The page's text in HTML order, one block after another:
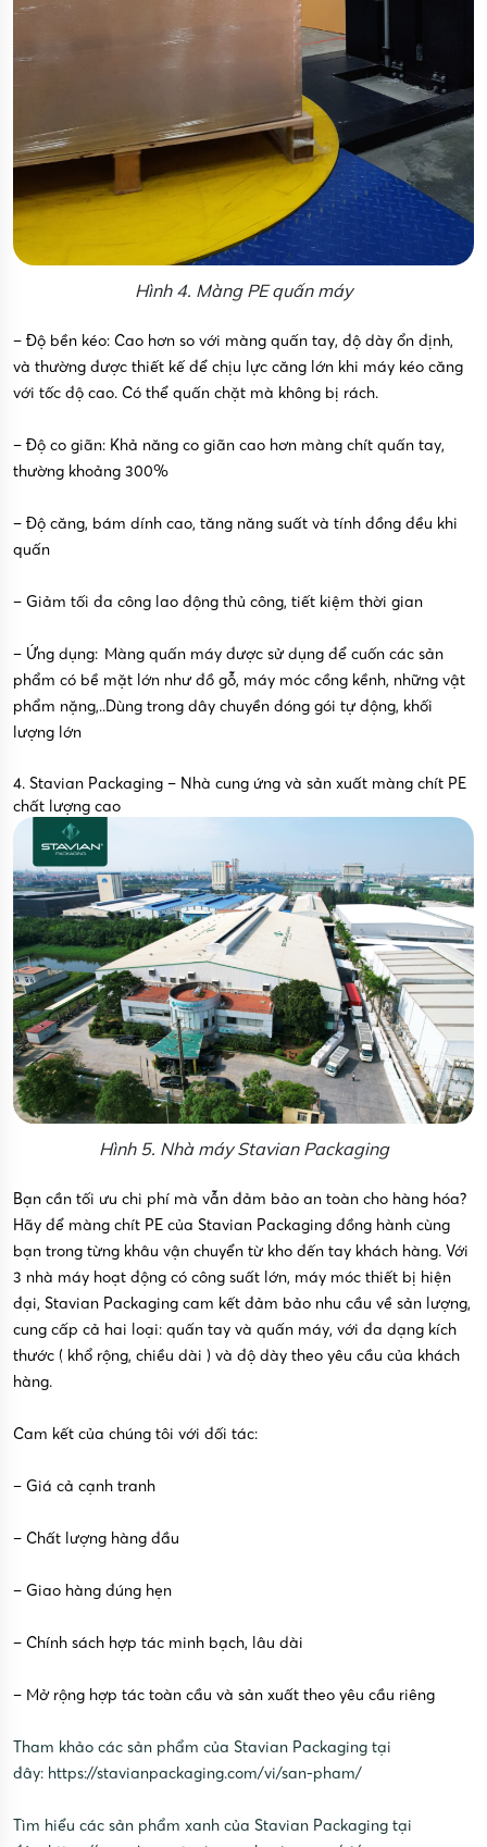
Hình 4. Màng PE quấn máy
– Độ bền kéo: Cao hơn so với màng quấn tay, độ dày ổn định,
và thường được thiết kế để chịu lực căng lớn khi máy kéo căng
với tốc độ cao. Có thể quấn chặt mà không bị rách.
– Độ co giãn: Khả năng co giãn cao hơn màng chít quấn tay,
thường khoảng 300%
– Độ căng, bám dính cao, tăng năng suất và tính đồng đều khi
quấn
– Giảm tối đa công lao động thủ công, tiết kiệm thời gian
– Ứng dụng: Màng quấn máy được sử dụng để cuốn các sản
phẩm có bề mặt lớn như đồ gỗ, máy móc cồng kềnh, những vật
phẩm nặng,..Dùng trong dây chuyền đóng gói tự động, khối
lượng lớn
4. Stavian Packaging – Nhà cung ứng và sản xuất màng chít PE
chất lượng cao
Hình 5. Nhà máy Stavian Packaging
Bạn cần tối ưu chi phí mà vẫn đảm bảo an toàn cho hàng hóa?
Hãy để màng chít PE của Stavian Packaging đồng hành cùng
bạn trong từng khâu vận chuyển từ kho đến tay khách hàng. Với
3 nhà máy hoạt động có công suất lớn, máy móc thiết bị hiện
đại, Stavian Packaging cam kết đảm bảo nhu cầu về sản lượng,
cung cấp cả hai loại: quấn tay và quấn máy, với đa dạng kích
thước ( khổ rộng, chiều dài ) và độ dày theo yêu cầu của khách
hàng.
Cam kết của chúng tôi với đối tác:
– Giá cả cạnh tranh
– Chất lượng hàng đầu
– Giao hàng đúng hẹn
– Chính sách hợp tác minh bạch, lâu dài
– Mở rộng hợp tác toàn cầu và sản xuất theo yêu cầu riêng
Tham khảo các sản phẩm của Stavian Packaging tại
đây: https://stavianpackaging.com/vi/san-pham/
Tìm hiểu các sản phẩm xanh của Stavian Packaging tại